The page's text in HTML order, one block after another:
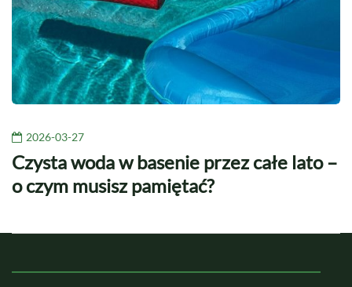
2026-03-27
Czysta woda w basenie przez całe lato –
o czym musisz pamiętać?